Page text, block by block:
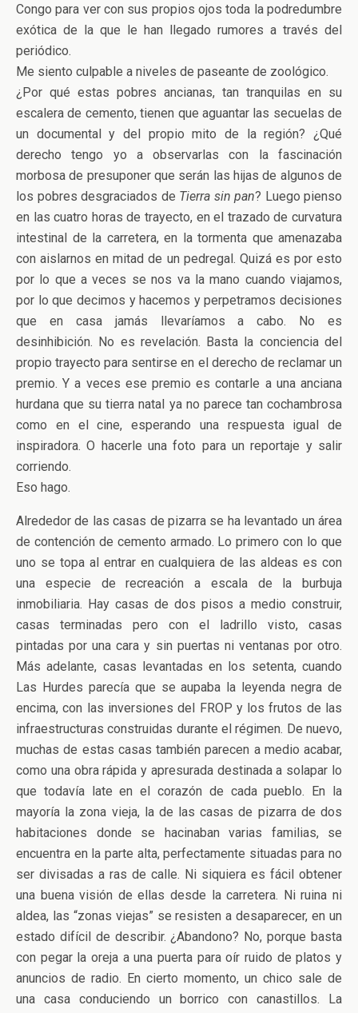
Congo para ver con sus propios ojos toda la podredumbre
exótica de la que le han llegado rumores a través del
periódico.
Me siento culpable a niveles de paseante de zoológico.
¿Por qué estas pobres ancianas, tan tranquilas en su
escalera de cemento, tienen que aguantar las secuelas de
un documental y del propio mito de la región? ¿Qué
derecho tengo yo a observarlas con la fascinación
morbosa de presuponer que serán las hijas de algunos de
los pobres desgraciados de Tierra sin pan? Luego pienso
en las cuatro horas de trayecto, en el trazado de curvatura
intestinal de la carretera, en la tormenta que amenazaba
con aislarnos en mitad de un pedregal. Quizá es por esto
por lo que a veces se nos va la mano cuando viajamos,
por lo que decimos y hacemos y perpetramos decisiones
que en casa jamás llevaríamos a cabo. No es
desinhibición. No es revelación. Basta la conciencia del
propio trayecto para sentirse en el derecho de reclamar un
premio. Y a veces ese premio es contarle a una anciana
hurdana que su tierra natal ya no parece tan cochambrosa
como en el cine, esperando una respuesta igual de
inspiradora. O hacerle una foto para un reportaje y salir
corriendo.
Eso hago.
Alrededor de las casas de pizarra se ha levantado un área
de contención de cemento armado. Lo primero con lo que
uno se topa al entrar en cualquiera de las aldeas es con
una especie de recreación a escala de la burbuja
inmobiliaria. Hay casas de dos pisos a medio construir,
casas terminadas pero con el ladrillo visto, casas
pintadas por una cara y sin puertas ni ventanas por otro.
Más adelante, casas levantadas en los setenta, cuando
Las Hurdes parecía que se aupaba la leyenda negra de
encima, con las inversiones del FROP y los frutos de las
infraestructuras construidas durante el régimen. De nuevo,
muchas de estas casas también parecen a medio acabar,
como una obra rápida y apresurada destinada a solapar lo
que todavía late en el corazón de cada pueblo. En la
mayoría la zona vieja, la de las casas de pizarra de dos
habitaciones donde se hacinaban varias familias, se
encuentra en la parte alta, perfectamente situadas para no
ser divisadas a ras de calle. Ni siquiera es fácil obtener
una buena visión de ellas desde la carretera. Ni ruina ni
aldea, las “zonas viejas” se resisten a desaparecer, en un
estado difícil de describir. ¿Abandono? No, porque basta
con pegar la oreja a una puerta para oír ruido de platos y
anuncios de radio. En cierto momento, un chico sale de
una casa conduciendo un borrico con canastillos. La